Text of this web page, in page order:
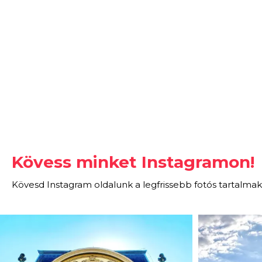
Kövess minket Instagramon!
Kövesd Instagram oldalunk a legfrissebb fotós